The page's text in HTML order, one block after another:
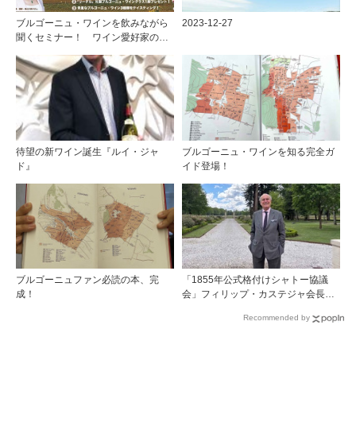
ブルゴーニュ・ワインを飲みながら
聞くセミナー！ ワイン愛好家のバ
ルへようこそ！』出版記念セミナー
開催！
2023-12-27
待望の新ワイン誕生『ルイ・ジャ
ド』
ブルゴーニュ・ワインを知る完全ガ
イド登場！
ブルゴーニュファン必読の本、完
成！
「1855年公式格付けシャトー協議
会」フィリップ・カステジャ会長イ
1855年格付け、170年目の再評価
Recommended by